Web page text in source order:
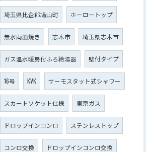
埼玉県比企郡鳩山町 ホーロートップ
無水両面焼き 志木市 埼玉県志木市
ガス温水暖房付ふろ給湯器 壁付タイプ
16号 KVK サーモスタット式シャワー
スカートソケット仕様 東京ガス
ドロップインコンロ ステンレストップ
コンロ交換 ドロップインコンロ交換